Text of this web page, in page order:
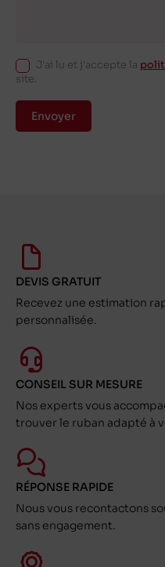
J'ai lu et j'accepte la
site.
Envoyer
DEVIS GRATUIT
Recevez une estimation
personnalisée.
CONSEIL SUR MESURE
Nos experts vous
trouver le ruban adapté à
RÉPONSE RAPIDE
Nous vous recontactons
sans engagement.